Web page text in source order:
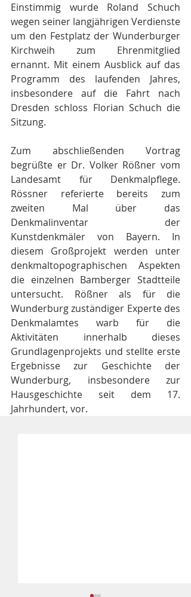
Einstimmig wurde Roland Schuch
wegen seiner langjährigen Verdienste
um den Festplatz der Wunderburger
Kirchweih zum Ehrenmitglied
ernannt. Mit einem Ausblick auf das
Programm des laufenden Jahres,
insbesondere auf die Fahrt nach
Dresden schloss Florian Schuch die
Sitzung.
Zum abschließenden Vortrag
begrüßte er Dr. Volker Rößner vom
Landesamt für Denkmalpflege.
Rössner referierte bereits zum
zweiten Mal über das
Denkmalinventar der
Kunstdenkmäler von Bayern. In
diesem Großprojekt werden unter
denkmaltopographischen Aspekten
die einzelnen Bamberger Stadtteile
untersucht. Rößner als für die
Wunderburg zuständiger Experte des
Denkmalamtes warb für die
Aktivitäten innerhalb dieses
Grundlagenprojekts und stellte erste
Ergebnisse zur Geschichte der
Wunderburg, insbesondere zur
Hausgeschichte seit dem 17.
Jahrhundert, vor.